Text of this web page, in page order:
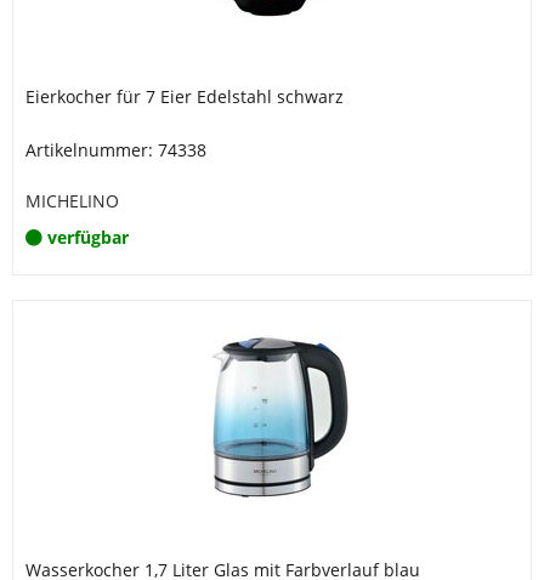
Eierkocher für 7 Eier Edelstahl schwarz
Artikelnummer: 74338
MICHELINO
verfügbar
Wasserkocher 1,7 Liter Glas mit Farbverlauf blau